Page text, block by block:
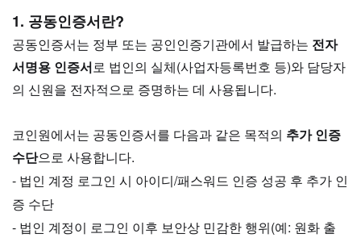
1. 공동인증서란?
공동인증서는 정부 또는 공인인증기관에서 발급하는 전자
서명용 인증서로 법인의 실체(사업자등록번호 등)와 담당자
의 신원을 전자적으로 증명하는 데 사용됩니다.
코인원에서는 공동인증서를 다음과 같은 목적의 추가 인증
수단으로 사용합니다.
- 법인 계정 로그인 시 아이디/패스워드 인증 성공 후 추가 인
증 수단
- 법인 계정이 로그인 이후 보안상 민감한 행위(예: 원화 출